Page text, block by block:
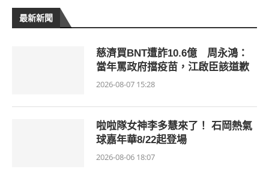
最新新聞
慈濟買BNT遭詐10.6億 周永鴻：
當年罵政府擋疫苗，江啟臣該道歉
2026-08-07 15:28
啦啦隊女神李多慧來了！ 石岡熱氣
球嘉年華8/22起登場
2026-08-06 18:07